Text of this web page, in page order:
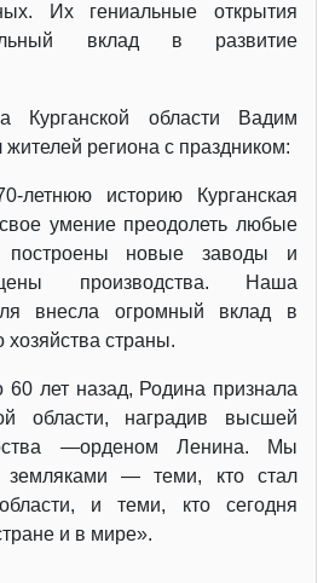
Их гениальные открытия
вклад в развитие
Курганской области Вадим
региона с праздником:
летнюю историю Курганская
умение преодолеть любые
построены новые заводы и
производства. Наша
внесла огромный вклад в
хозяйства страны.
60 лет назад, Родина признала
области, наградив высшей
—орденом Ленина. Мы
земляками — теми, кто стал
и теми, кто сегодня
и в мире».